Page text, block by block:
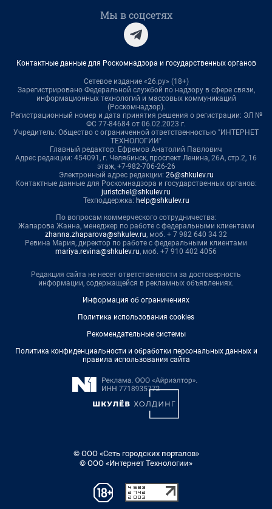
Мы в соцсетях
Контактные данные для Роскомнадзора и государственных органов
Сетевое издание «26.ру» (18+)
Зарегистрировано Федеральной службой по надзору в сфере связи,
информационных технологий и массовых коммуникаций
(Роскомнадзор).
Регистрационный номер и дата принятия решения о регистрации: ЭЛ №
ФС 77-84684 от 06.02.2023 г.
Учредитель: Общество с ограниченной ответственностью "ИНТЕРНЕТ
ТЕХНОЛОГИИ"
Главный редактор: Ефремов Анатолий Павлович
Адрес редакции: 454091, г. Челябинск, проспект Ленина, 26А, стр.2, 16
этаж, +7-982-706-26-26
Электронный адрес редакции: 26@shkulev.ru
Контактные данные для Роскомнадзора и государственных органов:
juristchel@shkulev.ru
Техподдержка: help@shkulev.ru
По вопросам коммерческого сотрудничества:
Жапарова Жанна, менеджер по работе с федеральными клиентами
zhanna.zhaparova@shkulev.ru, моб. + 7 982 640 34 32
Ревина Мария, директор по работе с федеральными клиентами
mariya.revina@shkulev.ru, моб. +7 910 402 4056
Редакция сайта не несет ответственности за достоверность
информации, содержащейся в рекламных объявлениях.
Информация об ограничениях
Политика использования cookies
Рекомендательные системы
Политика конфиденциальности и обработки персональных данных и
правила использования сайта
© ООО «Сеть городских порталов»
© ООО «Интернет Технологии»